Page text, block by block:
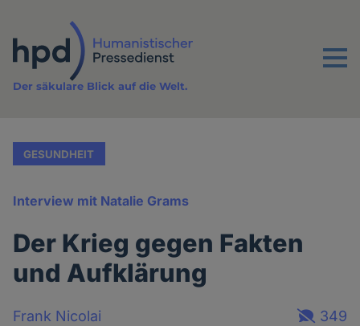
Inhalt
Menu
Der säkulare Blick auf die Welt.
GESUNDHEIT
Interview mit Natalie Grams
Der Krieg gegen Fakten
und Aufklärung
Frank Nicolai
349